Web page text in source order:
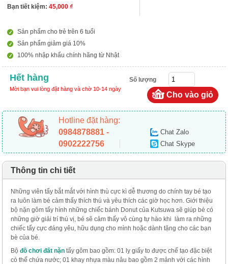
Bạn tiết kiệm:45,000 ₫
Sản phẩm cho trẻ trên 6 tuổi
Sản phẩm giảm giá 10%
100% nhập khẩu chính hãng từ Nhật
Hết hàng
Mời bạn vui lòng đặt hàng và chờ 10-14 ngày
Số lượng
Hotline đặt hàng:
0984878881 -
0902222756
Chat Zalo
Chat Skype
Thông tin chi tiết
Những viên tẩy bắt mắt với hình thù cực kì dễ thương do chính tay bé tạo
ra luôn làm bé cảm thấy thích thú và yêu thích các giờ học hơn. Giới thiệu
bộ nặn gôm tẩy hình những chiếc bánh Donut của Kutsuwa sẽ giúp bé có
những giờ giải trí thú vị, bé sẽ cảm thấy vô cùng tự hào khi làm ra những
chiếc tẩy cực đáng yêu, hữu dụng cho mình hoặc dành tặng cho các bạn
bè của bé.
Bộđồ chơi đất nặn tẩy gôm bao gồm: 01 ly giấy to được chế tạo đặc biệt
có thể chứa nước; 01 khay nhựa màu nâu bao gồm 2 mảnh với các hình